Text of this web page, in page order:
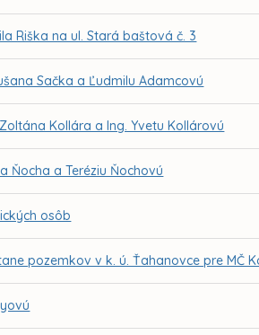
Riška na ul. Stará baštová č. 3
Sačka a Ľudmilu Adamcovú
Kollára a Ing. Yvetu Kollárovú
Ňocha a Teréziu Ňochovú
osôb
pozemkov v k. ú. Ťahanovce pre MČ